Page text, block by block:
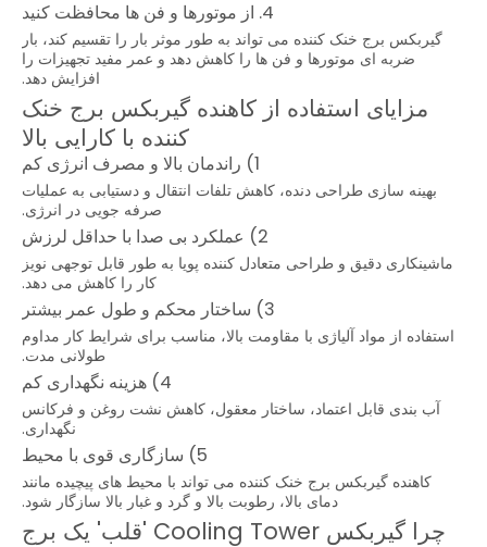
4. از موتورها و فن ها محافظت کنید
گیربکس برج خنک کننده می تواند به طور موثر بار را تقسیم کند، بار
ضربه ای موتورها و فن ها را کاهش دهد و عمر مفید تجهیزات را
افزایش دهد.
مزایای استفاده از کاهنده گیربکس برج خنک
کننده با کارایی بالا
1) راندمان بالا و مصرف انرژی کم
بهینه سازی طراحی دنده، کاهش تلفات انتقال و دستیابی به عملیات
صرفه جویی در انرژی.
2) عملکرد بی صدا با حداقل لرزش
ماشینکاری دقیق و طراحی متعادل کننده پویا به طور قابل توجهی نویز
کار را کاهش می دهد.
3) ساختار محکم و طول عمر بیشتر
استفاده از مواد آلیاژی با مقاومت بالا، مناسب برای شرایط کار مداوم
طولانی مدت.
4) هزینه نگهداری کم
آب بندی قابل اعتماد، ساختار معقول، کاهش نشت روغن و فرکانس
نگهداری.
5) سازگاری قوی با محیط
کاهنده گیربکس برج خنک کننده می تواند با محیط های پیچیده مانند
دمای بالا، رطوبت بالا و گرد و غبار بالا سازگار شود.
چرا گیربکس Cooling Tower 'قلب' یک برج